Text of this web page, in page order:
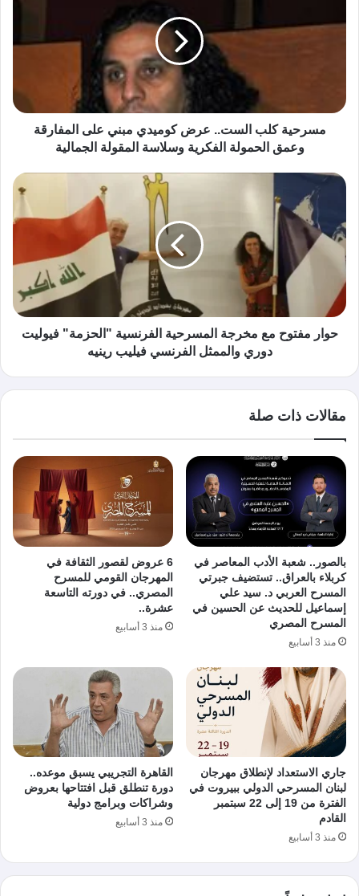
مسرحية كلب الست.. عرض كوميدي مبني على المفارقة
وعمق الحمولة الفكرية وسلاسة المقولة الجمالية
حوار مفتوح مع مخرجة المسرحية الفرنسية "الحزمة" فيوليت
دوري والممثل الفرنسي فيليب رينيه
مقالات ذات صلة
بالصور.. شعبة الأدب المعاصر في
كربلاء بالعراق.. تستضيف جبرتي
المسرح العربي د. سيد علي
إسماعيل للحديث عن الحسين في
المسرح المصري
منذ 3 أسابيع
6 عروض لقصور الثقافة في
المهرجان القومي للمسرح
المصري.. في دورته التاسعة
عشرة..
منذ 3 أسابيع
جاري الاستعداد لإنطلاق مهرجان
لبنان المسرحي الدولي ببيروت في
الفترة من 19 إلى 22 سبتمبر
القادم
منذ 3 أسابيع
القاهرة التجريبي يسبق موعده..
دورة تنطلق قبل افتتاحها بعروض
وشراكات وبرامج دولية
منذ 3 أسابيع